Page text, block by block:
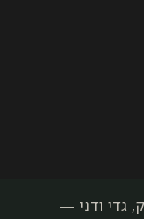
גדי ודני —